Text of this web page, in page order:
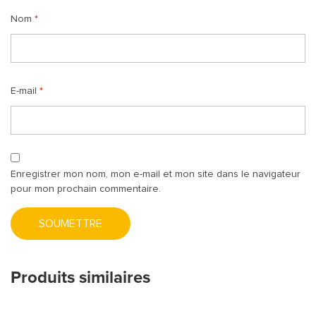
Nom *
E-mail *
Enregistrer mon nom, mon e-mail et mon site dans le navigateur
pour mon prochain commentaire.
Produits similaires